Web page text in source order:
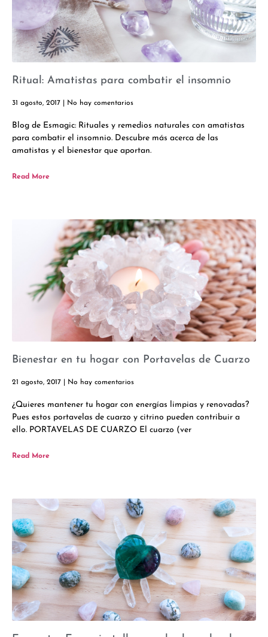
Ritual: Amatistas para combatir el insomnio
31 agosto, 2017 No hay comentarios
Blog de Esmagic: Rituales y remedios naturales con amatistas
para combatir el insomnio. Descubre más acerca de las
amatistas y el bienestar que aportan.
Read More
Bienestar en tu hogar con Portavelas de Cuarzo
21 agosto, 2017 No hay comentarios
¿Quieres mantener tu hogar con energías limpias y renovadas?
Pues estos portavelas de cuarzo y citrino pueden contribuir a
ello. PORTAVELAS DE CUARZO El cuarzo (ver
Read More